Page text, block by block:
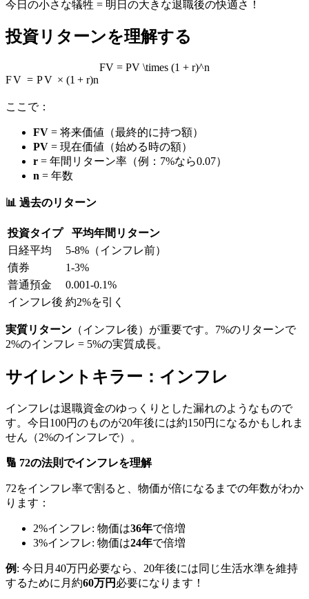
今日の小さな犠牲 = 明日の大きな退職後の快適さ！
投資リターンを理解する
FV = PV \times (1 + r)^n
FV = PV × (1 + r)n
ここで：
FV = 将来価値（最終的に持つ額）
PV = 現在価値（始める時の額）
r = 年間リターン率（例：7%なら0.07）
n = 年数
📊 過去のリターン
投資タイプ
平均年間リターン
日経平均
5-8%（インフレ前）
債券
1-3%
普通預金
0.001-0.1%
インフレ後 約2%を引く
実質リターン （インフレ後）が重要です。7%のリターンで
2%のインフレ = 5%の実質成長。
サイレントキラー：インフレ
インフレは退職資金のゆっくりとした漏れのようなもので
す。今日100円のものが20年後には約150円になるかもしれま
せん（2%のインフレで）。
🔢 72の法則でインフレを理解
72をインフレ率で割ると、物価が倍になるまでの年数がわか
ります：
2%インフレ: 物価は36年で倍増
3%インフレ: 物価は24年で倍増
例 : 今日月40万円必要なら、20年後には同じ生活水準を維持
するために月約60万円 必要になります！